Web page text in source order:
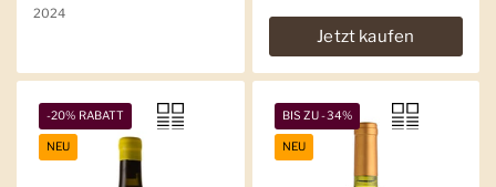
2024
Jetzt kaufen
-20% RABATT
NEU
BIS ZU -34%
NEU